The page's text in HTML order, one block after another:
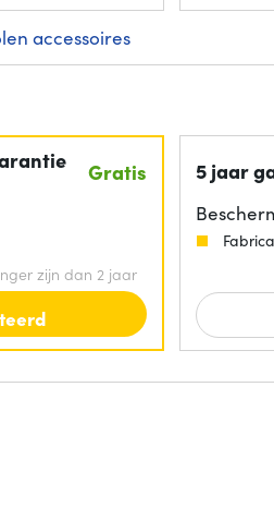
accessoires
Gratis
zijn dan 2 jaar
5 jaar